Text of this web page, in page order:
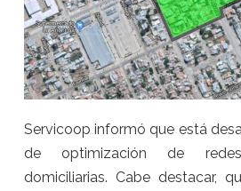
Servicoop informó que está
de optimización de
domiciliarias. Cabe destacar,